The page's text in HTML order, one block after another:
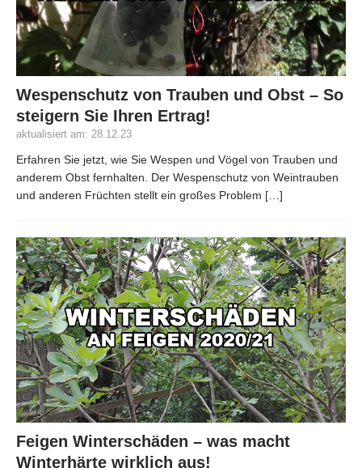
Wespenschutz von Trauben und Obst – So
steigern Sie Ihren Ertrag!
aktualisiert am: 28.12.23
Erfahren Sie jetzt, wie Sie Wespen und Vögel von Trauben und
anderem Obst fernhalten. Der Wespenschutz von Weintrauben
und anderen Früchten stellt ein großes Problem […]
Feigen Winterschäden – was macht
Winterhärte wirklich aus!